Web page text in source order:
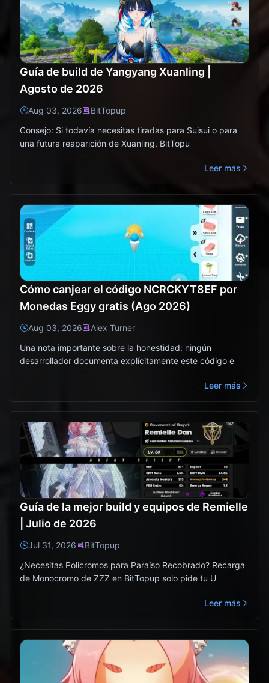
Guía de build de Yangyang Xuanling |
Agosto de 2026
Aug 03, 2026
BitTopup
Consejo: Si todavía necesitas tiradas para Suisui o para
una futura reaparición de Xuanling, BitTopu
Leer más
Cómo canjear el código NCRCKYT8EF por
Monedas Eggy gratis (Ago 2026)
Aug 03, 2026
Alex Turner
Una nota importante sobre la honestidad: ningún
desarrollador documenta explícitamente este código e
Leer más
Guía de la mejor build y equipos de Remielle
| Julio de 2026
Jul 31, 2026
BitTopup
¿Necesitas Policromos para Paraíso Recobrado? Recarga
de Monocromo de ZZZ en BitTopup solo pide tu U
Leer más